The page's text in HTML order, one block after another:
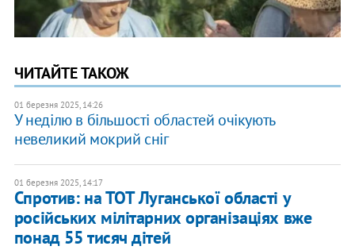
ЧИТАЙТЕ ТАКОЖ
01 березня 2025, 14:26
У неділю в більшості областей очікують
невеликий мокрий сніг
01 березня 2025, 14:17
Спротив: на ТОТ Луганської області у
російських мілітарних організаціях вже
понад 55 тисяч дітей